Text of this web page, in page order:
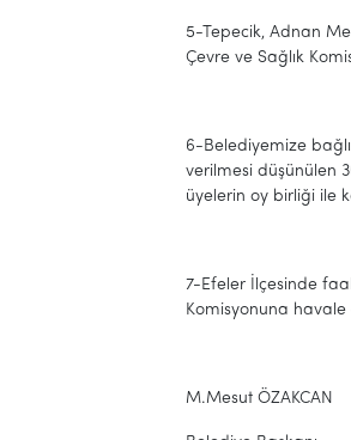
5-Tepecik, Adnan
Çevre ve Sağlık
6-Belediyemize
verilmesi düşünülen
üyelerin oy birliği ile
7-Efeler İlçesinde
Komisyonuna
M.Mesut ÖZAKCAN